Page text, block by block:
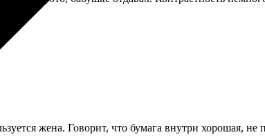
жена. Говорит, что бумага внутри хорошая, не